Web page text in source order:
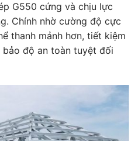
G550 cứng và chịu lực
Chính nhờ cường độ cực
thanh mảnh hơn, tiết kiệm
độ an toàn tuyệt đối